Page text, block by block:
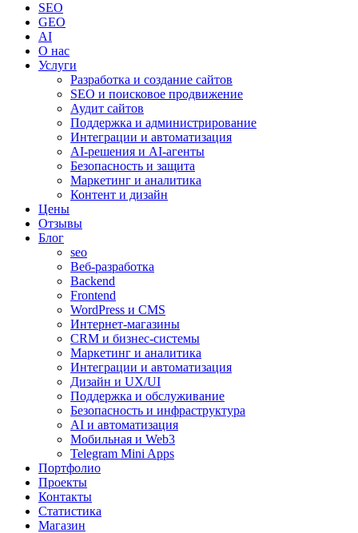
SEO
GEO
AI
О нас
Услуги
Разработка и создание сайтов
SEO и поисковое продвижение
Аудит сайтов
Поддержка и администрирование
Интеграции и автоматизация
AI-решения и AI-агенты
Безопасность и защита
Маркетинг и аналитика
Контент и дизайн
Цены
Отзывы
Блог
seo
Веб-разработка
Backend
Frontend
WordPress и CMS
Интернет-магазины
CRM и бизнес-системы
Маркетинг и аналитика
Интеграции и автоматизация
Дизайн и UX/UI
Поддержка и обслуживание
Безопасность и инфраструктура
AI и автоматизация
Мобильная и Web3
Telegram Mini Apps
Портфолио
Проекты
Контакты
Статистика
Магазин